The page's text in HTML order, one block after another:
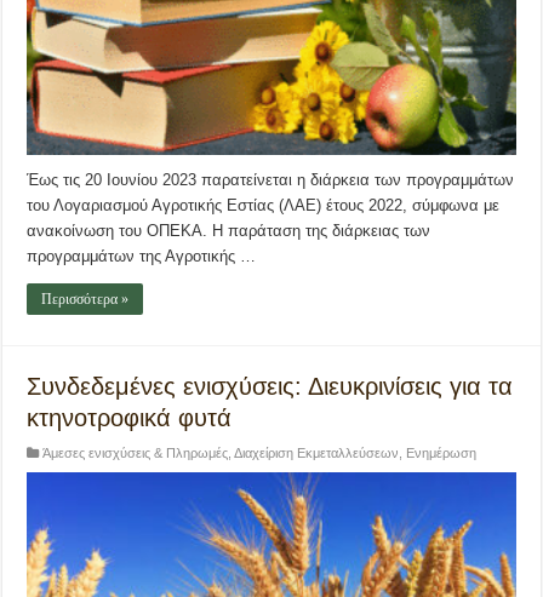
Έως τις 20 Ιουνίου 2023 παρατείνεται η διάρκεια των προγραμμάτων
του Λογαριασμού Αγροτικής Εστίας (ΛΑΕ) έτους 2022, σύμφωνα με
ανακοίνωση του ΟΠΕΚΑ. Η παράταση της διάρκειας των
προγραμμάτων της Αγροτικής …
Περισσότερα »
Συνδεδεμένες ενισχύσεις: Διευκρινίσεις για τα
κτηνοτροφικά φυτά
Άμεσες ενισχύσεις & Πληρωμές ,Διαχείριση Εκμεταλλεύσεων Ενημέρωση